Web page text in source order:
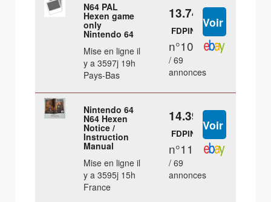
N64 PAL
Hexen game
only
Nintendo 64
Mise en ligne il
y a 3597j 19h
Pays-Bas
13.74 €
FDPIN
n°10
/ 69
annonces
Nintendo 64
N64 Hexen
Notice /
Instruction
Manual
Mise en ligne il
y a 3595j 15h
France
14.39 €
FDPIN
n°11
/ 69
annonces